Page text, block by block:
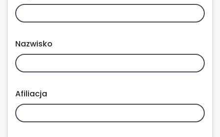
Nazwisko
Afiliacja